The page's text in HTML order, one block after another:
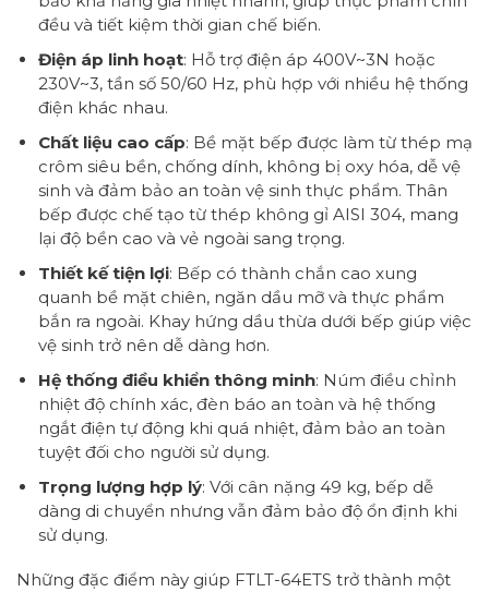
đều và tiết kiệm thời gian chế biến.
Điện áp linh hoạt: Hỗ trợ điện áp 400V~3N hoặc
230V~3, tần số 50/60 Hz, phù hợp với nhiều hệ thống
điện khác nhau.
Chất liệu cao cấp: Bề mặt bếp được làm từ thép mạ
crôm siêu bền, chống dính, không bị oxy hóa, dễ vệ
sinh và đảm bảo an toàn vệ sinh thực phẩm. Thân
bếp được chế tạo từ thép không gỉ AISI 304, mang
lại độ bền cao và vẻ ngoài sang trọng.
Thiết kế tiện lợi: Bếp có thành chắn cao xung
quanh bề mặt chiên, ngăn dầu mỡ và thực phẩm
bắn ra ngoài. Khay hứng dầu thừa dưới bếp giúp việc
vệ sinh trở nên dễ dàng hơn.
Hệ thống điều khiển thông minh: Núm điều chỉnh
nhiệt độ chính xác, đèn báo an toàn và hệ thống
ngắt điện tự động khi quá nhiệt, đảm bảo an toàn
tuyệt đối cho người sử dụng.
Trọng lượng hợp lý: Với cân nặng 49 kg, bếp dễ
dàng di chuyển nhưng vẫn đảm bảo độ ổn định khi
sử dụng.
Những đặc điểm này giúp FTLT-64ETS trở thành một